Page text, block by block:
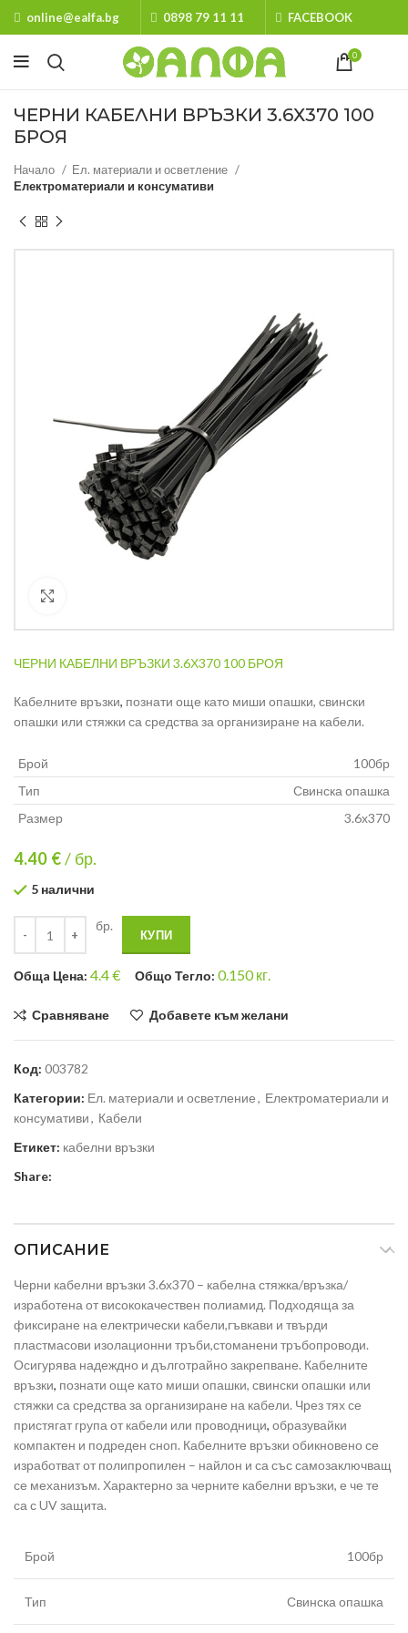
online@ealfa.bg 0898 79 11 11 FACEBOOK
0
ЧЕРНИ КАБЕЛНИ ВРЪЗКИ 3.6Х370 100
БРОЯ
Начало
Ел. материали и осветление
Електроматериали и консумативи
ЧЕРНИ КАБЕЛНИ ВРЪЗКИ 3.6Х370 100 БРОЯ
Кабелните връзки, познати още като миши опашки, свински
опашки или стяжки са средства за организиране на кабели.
Брой
100бр
Тип
Свинска опашка
Размер
3.6х370
4.40 €/ бр.
5 налични
бр.
КУПИ
Общa Цена: 4.4€ Общо Тегло: 0.150кг.
Сравняване Добавете към желани
Код: 003782
Категории: Ел. материали и осветление, Електроматериали и
консумативи, Кабели
Етикет: кабелни връзки
Share:
ОПИСАНИЕ
Черни кабелни връзки 3.6х370 – кабелна стяжка/връзка/
изработена от висококачествен полиамид. Подходяща за
фиксиране на електрически кабели,гъвкави и твърди
пластмасови изолационни тръби,стоманени тръбопроводи.
Осигурява надеждно и дълготрайно закрепване. Кабелните
връзки, познати още като миши опашки, свински опашки или
стяжки са средства за организиране на кабели. Чрез тях се
пристягат група от кабели или проводници, образувайки
компактен и подреден сноп. Кабелните връзки обикновено се
изработват от полипропилен – найлон и са със самозаключващ
се механизъм. Характерно за черните кабелни връзки, е че те
са с UV защита.
Брой 100бр
Тип Свинска опашка